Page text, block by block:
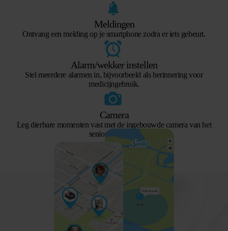
Meldingen
Ontvang een melding op je smartphone zodra er iets gebeurt.
Alarm/wekker instellen
Stel meerdere alarmen in, bijvoorbeeld als herinnering voor
medicijngebruik.
Camera
Leg dierbare momenten vast met de ingebouwde camera van het
seniorenhorloge.